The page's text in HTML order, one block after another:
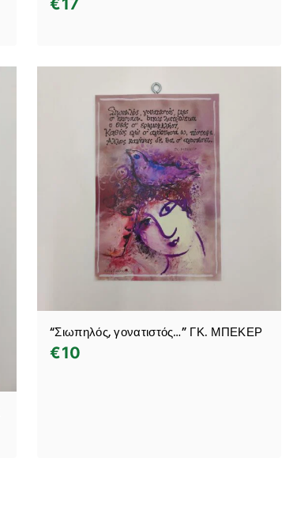
€17
“Σιωπηλός, γονατιστός…” ΓΚ. ΜΠΕΚΕΡ
€10